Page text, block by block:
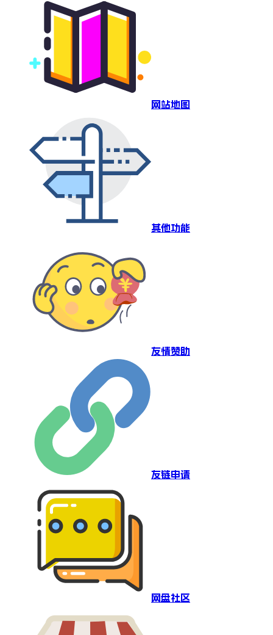
网站地图
其他功能
友情赞助
友链申请
网盘社区